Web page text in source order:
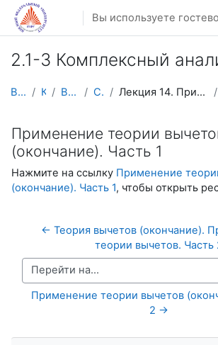
Перейти к основному содержанию
Вы используете
2.1-3 Комплексный
В начало Курсы Видеолекции Calculus4 Лекция 14. Применение теории вычетов (окончание)
Применение теории
(окончание). Часть 1
Нажмите на ссылку Применение
(окончание). Часть 1, чтобы открыть
← Теория вычетов (окончание).
теории вычетов. Часть
Перейти на...
Применение теории вычетов
2 →